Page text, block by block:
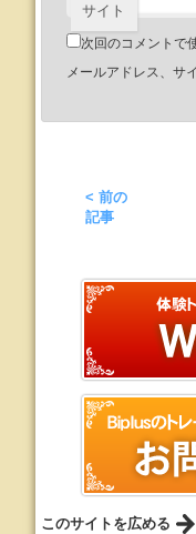
サイト
次回のコメントで
メールアドレス、サ
< 前の
記事
このサイトを広める